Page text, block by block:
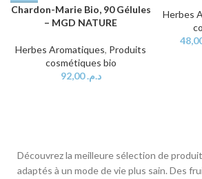
Chardon-Marie Bio, 90 Gélules
– MGD NATURE
Herbes Aromatiques, Produits
cosmétiques bio
د.م.92,00
Herbes
Découvrez la meilleure sélection de
adaptés à un mode de vie plus sain. Des